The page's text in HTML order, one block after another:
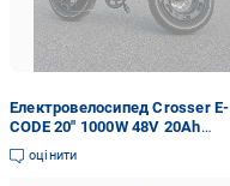
Електровелосипед Crosser E-
CODE 20" 1000W 48V 20Ah
Чорний
оцінити